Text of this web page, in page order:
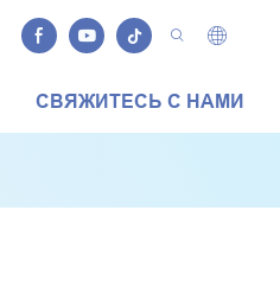
СВЯЖИТЕСЬ С НАМИ